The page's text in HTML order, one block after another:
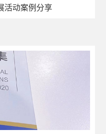
活动案例分享